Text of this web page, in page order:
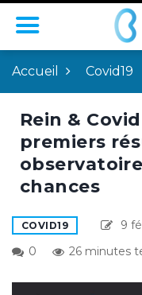
Accueil Covid19
Rein &
premiers
chances
COVID19 9
0
26 minutes